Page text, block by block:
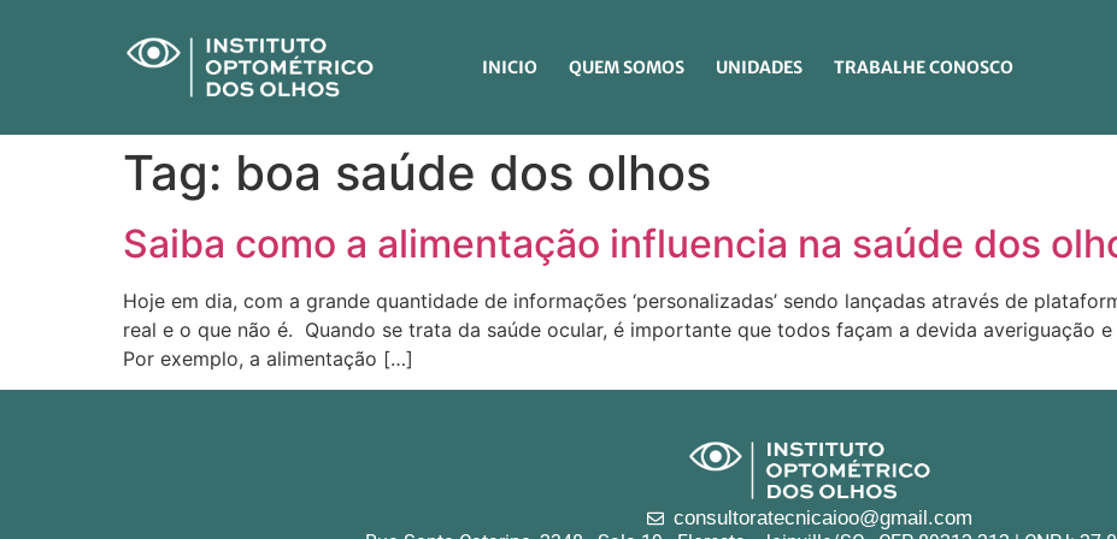
INICIO QUEM SOMOS UNIDADES TRABALHE CONOSCO
Tag: boa saúde dos olhos
Saiba como a alimentação influencia na saúde dos
Hoje em dia, com a grande quantidade de informações ‘personalizadas’ sendo lançadas através de
real e o que não é. Quando se trata da saúde ocular, é importante que todos façam a devida averiguação
Por exemplo, a alimentação […]
consultoratecnicaioo@gmail.com